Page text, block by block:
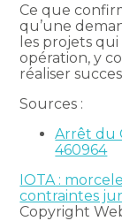
Ce que
qu’une
les projets
opération, y
réaliser
Sources :
Arrêt du
460964
IOTA :
contraintes
Copyright